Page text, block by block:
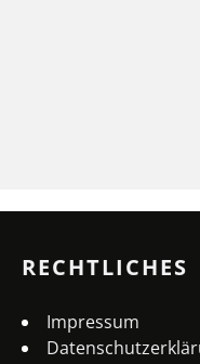
RECHTLICHES
Impressum